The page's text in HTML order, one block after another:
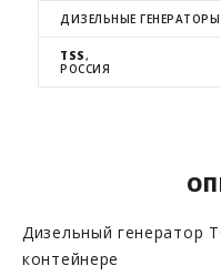
ДИЗЕЛЬНЫЕ ГЕНЕРАТОРЫ
TSS,
РОССИЯ
Дизельный генератор
контейнере